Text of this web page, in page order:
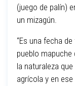
(juego de palín)
un mizagún.
“Es una fecha
pueblo mapuche
la naturaleza
agrícola y en